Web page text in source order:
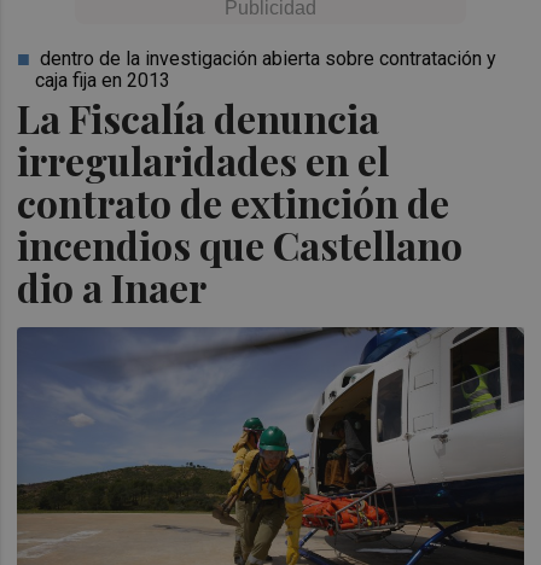
La Fiscalía denuncia
irregularidades en el
contrato de extinción de
incendios que Castellano
dio a Inaer
dentro de la investigación abierta sobre contratación y
caja fija en 2013